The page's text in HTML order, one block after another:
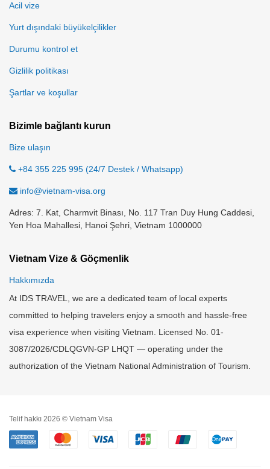
Acil vize
Yurt dışındaki büyükelçilikler
Durumu kontrol et
Gizlilik politikası
Şartlar ve koşullar
Bizimle bağlantı kurun
Bize ulaşın
+84 355 225 995 (24/7 Destek / Whatsapp)
info@vietnam-visa.org
Adres: 7. Kat, Charmvit Binası, No. 117 Tran Duy Hung Caddesi,
Yen Hoa Mahallesi, Hanoi Şehri, Vietnam 1000000
Vietnam Vize & Göçmenlik
Hakkımızda
At IDS TRAVEL, we are a dedicated team of local experts
committed to helping travelers enjoy a smooth and hassle-free
visa experience when visiting Vietnam. Licensed No. 01-
3087/2026/CDLQGVN-GP LHQT — operating under the
authorization of the Vietnam National Administration of Tourism.
Telif hakkı 2026 © Vietnam Visa